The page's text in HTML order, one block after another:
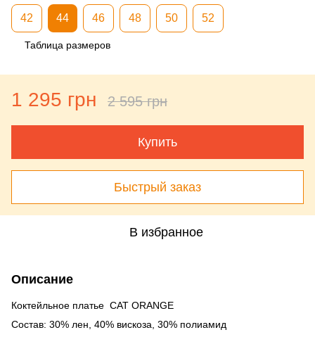
42 44 46 48 50 52
Таблица размеров
1 295 грн 2 595 грн
Купить
Быстрый заказ
В избранное
Описание
Коктейльное платье CAT ORANGE
Состав: 30% лен, 40% вискоза, 30% полиамид